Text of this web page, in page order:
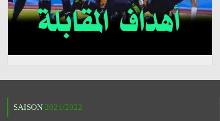
SAISON 2021/2022